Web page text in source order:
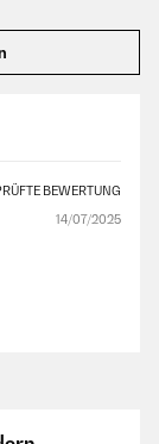
BEWERTUNG
14/07/2025